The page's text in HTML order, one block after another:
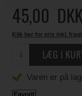
45,00
Klik her for pris inkl. fragt
Varen er på